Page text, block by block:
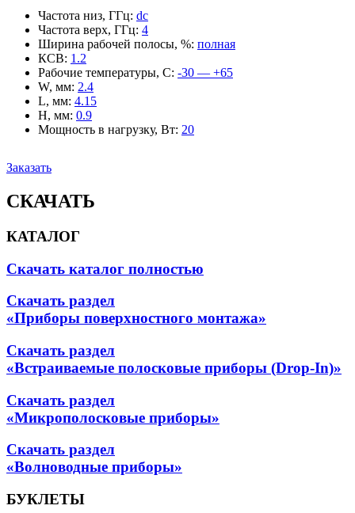
Частота низ, ГГц: dc
Частота верх, ГГц: 4
Ширина рабочей полосы, %: полная
КСВ: 1.2
Рабочие температуры, С: -30 — +65
W, мм: 2.4
L, мм: 4.15
H, мм: 0.9
Мощность в нагрузку, Вт: 20
Заказать
СКАЧАТЬ
КАТАЛОГ
Скачать каталог полностью
Скачать раздел
«Приборы поверхностного монтажа»
Скачать раздел
«Встраиваемые полосковые приборы (Drop-In)»
Скачать раздел
«Микрополосковые приборы»
Скачать раздел
«Волноводные приборы»
БУКЛЕТЫ